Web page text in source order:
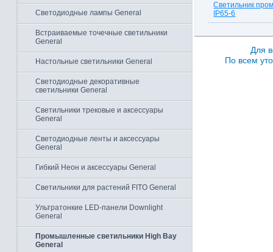
Светодиодные лампы General
Встраиваемые точечные светильники
General
Настольные светильники General
Светодиодные декоративные
светильники General
Светильники трековые и аксессуары
General
Светодиодные ленты и аксессуары
General
Гибкий Неон и аксессуары General
Светильники для растений FITO General
Ультратонкие LED-панели Downlight
General
Промышленные светильники High Bay
General
Светильник
IP65-6
Для
По всем